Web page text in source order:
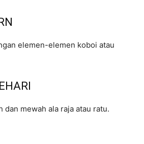
elemen-elemen koboi atau
dan mewah ala raja atau ratu.